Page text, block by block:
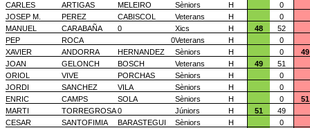
CARLES
ARTIGAS MELEIRO Sèniors H
0
JOSEP M.
PEREZ CABISCOL Veterans H
0
MANUEL
CARABAÑA 0 Xics H 48
52
PEP
ROCA 0Veterans H
0
XAVIER
ANDORRA HERNANDEZ Sèniors H 0
49
JOAN
GELONCH BOSCH Veterans H 49
51
ORIOL
VIVE PORCHAS Sèniors H
0
JORDI
SANCHEZ VILA Sèniors H
0
ENRIC
CAMPS SOLA Sèniors H 0
51
MARTI
TORREGROSA0 Júniors H 51
49
CESAR
SANTOFIMIA BARASTEGUI Sèniors H
0